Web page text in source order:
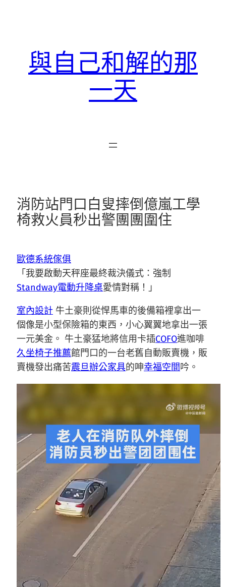
與自己和解的那
一天
消防站門口白叟摔倒億嵐工學
椅救火員秒出警團團圍住
歐德系統傢俱
「我要啟動天秤座最終裁決儀式：強制
Standway電動升降桌愛情對稱！」
室內設計 牛土豪則從悍馬車的後備箱裡拿出一
個像是小型保險箱的東西，小心翼翼地拿出一張
一元美金。 牛土豪猛地將信用卡插COFO進咖啡
久坐椅子推薦館門口的一台老舊自動販賣機，販
賣機發出痛苦震旦辦公家具的呻幸福空間吟。